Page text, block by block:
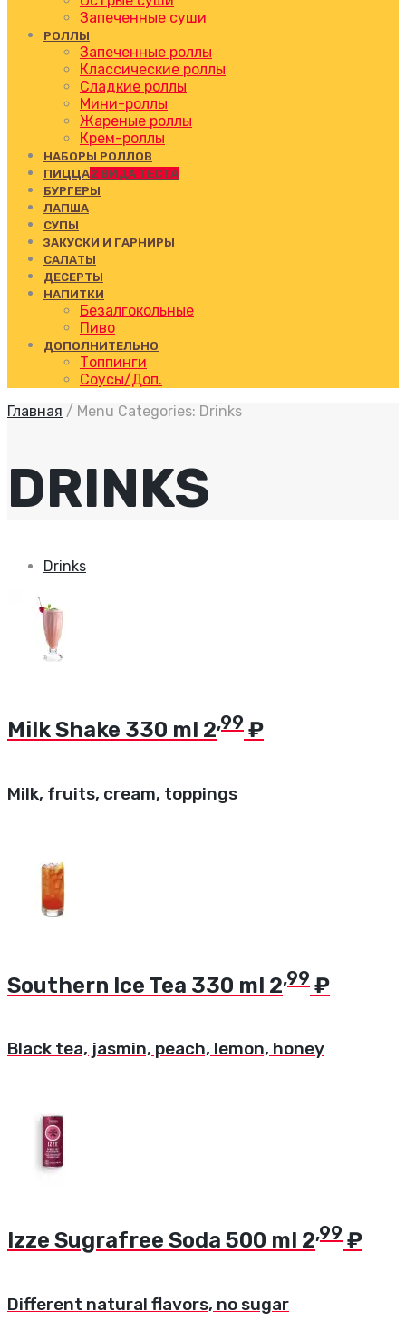
Запеченные суши
РОЛЛЫ
Запеченные роллы
Классические роллы
Сладкие роллы
Мини-роллы
Жареные роллы
Крем-роллы
НАБОРЫ РОЛЛОВ
ПИЦЦА2 ВИДА ТЕСТА
БУРГЕРЫ
ЛАПША
СУПЫ
ЗАКУСКИ И ГАРНИРЫ
САЛАТЫ
ДЕСЕРТЫ
НАПИТКИ
Безалгокольные
Пиво
ДОПОЛНИТЕЛЬНО
Топпинги
Соусы/Доп.
Главная / Menu Categories: Drinks
DRINKS
Drinks
Milk Shake 330 ml 2,99 ₽
Milk, fruits, cream, toppings
Southern Ice Tea 330 ml 2,99 ₽
Black tea, jasmin, peach, lemon, honey
Izze Sugrafree Soda 500 ml 2,99 ₽
Different natural flavors, no sugar